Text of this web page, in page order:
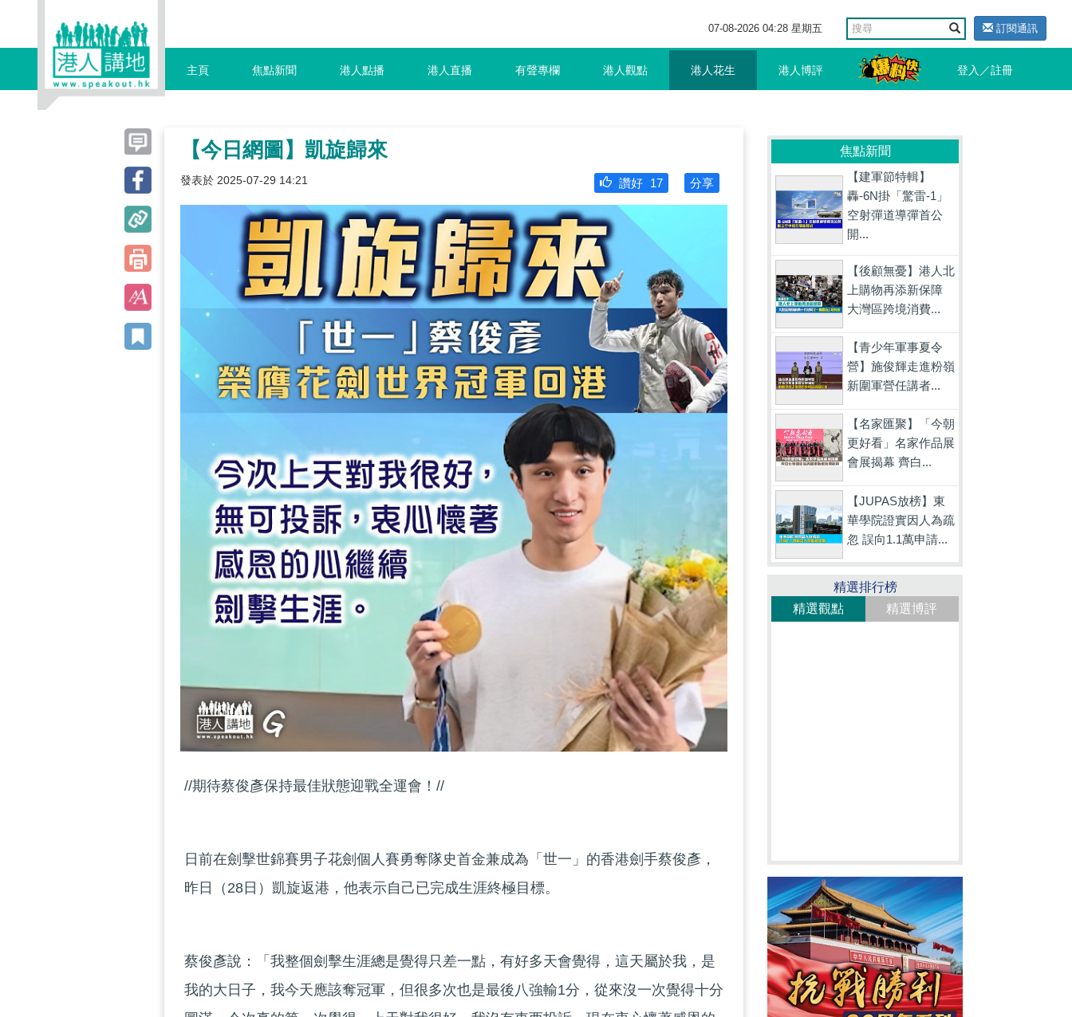
07-08-2026 04:28 星期五 訂閱通訊
主頁 焦點新聞 港人點播 港人直播 有聲專欄 港人觀點 港人花生 港人博評 登入／註冊
【今日網圖】凱旋歸來
發表於 2025-07-29 14:21 分享
讚好 17
//期待蔡俊彥保持最佳狀態迎戰全運會！//
日前在劍擊世錦賽男子花劍個人賽勇奪隊史首金兼成為「世一」的香港劍手蔡俊彥，
昨日（28日）凱旋返港，他表示自己已完成生涯終極目標。
蔡俊彥說：「我整個劍擊生涯總是覺得只差一點，有好多天會覺得，這天屬於我，是
我的大日子，我今天應該奪冠軍，但很多次也是最後八強輸1分，從來沒一次覺得十分
焦點新聞
【建軍節特輯】
轟-6N掛「驚雷-1」
空射彈道導彈首公
開...
【後顧無憂】港人北
上購物再添新保障
大灣區跨境消費...
【青少年軍事夏令
營】施俊輝走進粉嶺
新圍軍營任講者...
【名家匯聚】「今朝
更好看」名家作品展
會展揭幕 齊白...
【JUPAS放榜】東
華學院證實因人為疏
忽 誤向1.1萬申請...
精選排行榜
精選觀點
精選博評